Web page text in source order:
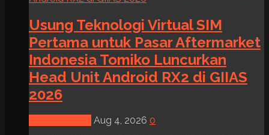
Usung Teknologi Virtual SIM
Pertama untuk Pasar Aftermarket
Indonesia Tomiko Luncurkan
Head Unit Android RX2 di GIIAS
2026
Aug 4, 2026 0